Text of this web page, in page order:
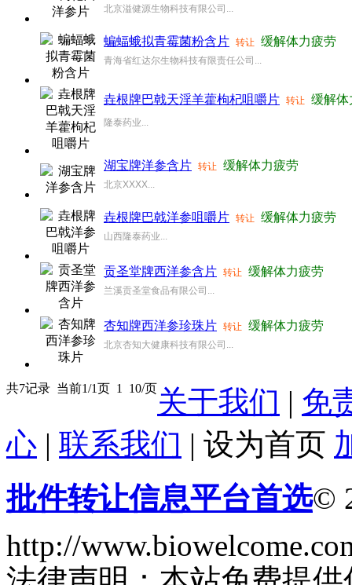
北京溢健源生物科技有限公司...
蝙蝠蛾拟青霉菌粉含片 转让 缓解体力疲劳
青海省红达尔生物科技有限责任公司...
垚根牌巴戟天淫羊藿枸杞咀嚼片 转让 缓解体
隆泰药业...
湖宝牌洋参含片 转让 缓解体力疲劳
北京XXXX...
垚根牌巴戟洋参咀嚼片 转让 缓解体力疲劳
山西隆泰药业...
贡圣堂牌西洋参含片 转让 缓解体力疲劳
兰溪贡圣堂食品有限公司...
杏知牌西洋参珍珠片 转让 缓解体力疲劳
北京杏知大健康科技有限公司...
共7记录 当前1/1页 1 10/页关于我们 | 免
心 | 联系我们 | 设为首页
批件转让信息平台首选©
http://